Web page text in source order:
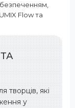
Flow та
творців, які
у